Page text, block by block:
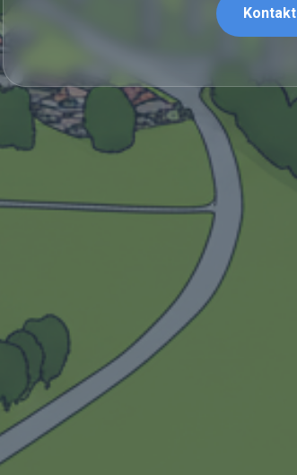
Kontakt